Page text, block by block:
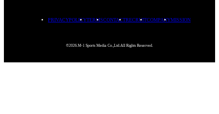
PRIVACYPOLICYTERMSCONTACTRECRUITCOMPANYMISSION
©2026.M-1 Sports Media Co.,Ltd.All Rights Reserved.